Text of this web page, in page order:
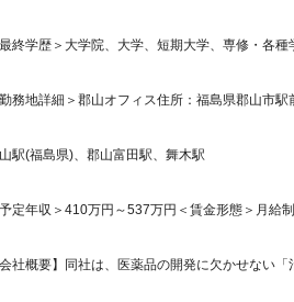
終学歴＞大学院、大学、短期大学、専修・各種
務地詳細＞郡山オフィス住所：福島県郡山市
駅(福島県)、郡山富田駅、舞木駅
定年収＞410万円～537万円＜賃金形態＞月給
会社概要】同社は、医薬品の開発に欠かせない